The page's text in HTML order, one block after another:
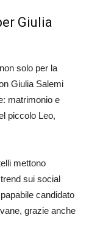
Giulia
solo per la
Giulia Salemi
matrimonio e
piccolo Leo,
mettono
sui social
candidato
grazie anche